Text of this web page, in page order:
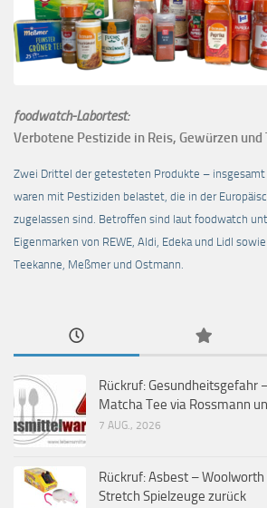
foodwatch-Labortest:
Verbotene Pestizide in Reis, Gewürzen und
Zwei Drittel der getesteten Produkte –
waren mit Pestiziden belastet, die in der
zugelassen sind. Betroffen sind laut foodwatch
Eigenmarken von REWE, Aldi, Edeka und Lidl
Teekanne, Meßmer und Ostmann.
Rückruf: Gesundheitsgefahr
Matcha Tee via Rossmann
7 AUG., 2026
Rückruf: Asbest –
Stretch Spielzeuge zurück